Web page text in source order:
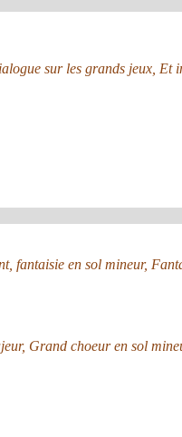
sur les grands jeux, Et
fantaisie en sol mineur,
Grand choeur en sol